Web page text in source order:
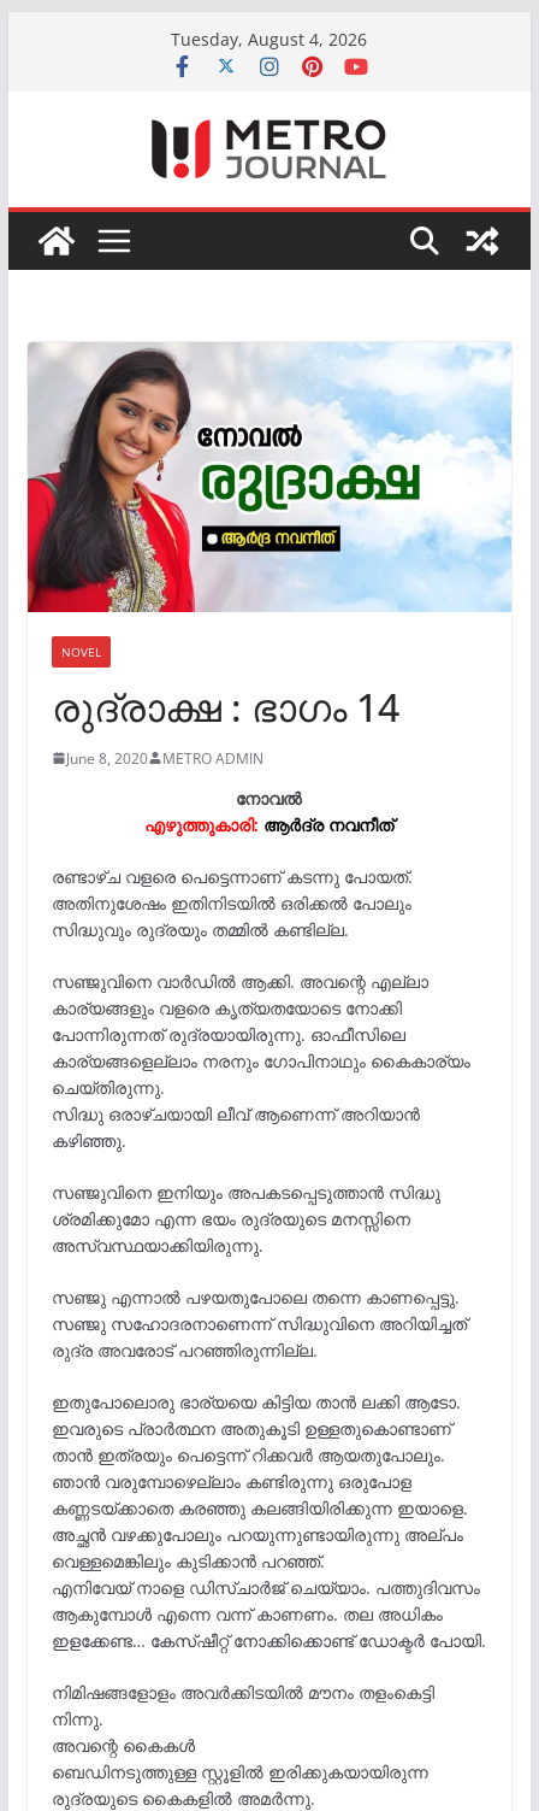
Tuesday, August 4, 2026
NOVEL
രുദ്രാക്ഷ : ഭാഗം 14
June 8, 2020 METRO ADMIN
നോവൽ
എഴുത്തുകാരി: ആർദ്ര നവനീത്‌
രണ്ടാഴ്ച വളരെ പെട്ടെന്നാണ് കടന്നു പോയത്.
അതിനുശേഷം ഇതിനിടയിൽ ഒരിക്കൽ പോലും
സിദ്ധുവും രുദ്രയും തമ്മിൽ കണ്ടില്ല.
സഞ്ജുവിനെ വാർഡിൽ ആക്കി. അവന്റെ എല്ലാ
കാര്യങ്ങളും വളരെ കൃത്യതയോടെ നോക്കി
പോന്നിരുന്നത് രുദ്രയായിരുന്നു. ഓഫീസിലെ
കാര്യങ്ങളെല്ലാം നരനും ഗോപിനാഥും കൈകാര്യം
ചെയ്തിരുന്നു.
സിദ്ധു ഒരാഴ്ചയായി ലീവ് ആണെന്ന് അറിയാൻ
കഴിഞ്ഞു.
സഞ്ജുവിനെ ഇനിയും അപകടപ്പെടുത്താൻ സിദ്ധു
ശ്രമിക്കുമോ എന്ന ഭയം രുദ്രയുടെ മനസ്സിനെ
അസ്വസ്ഥയാക്കിയിരുന്നു.
സഞ്ജു എന്നാൽ പഴയതുപോലെ തന്നെ കാണപ്പെട്ടു.
സഞ്ജു സഹോദരനാണെന്ന് സിദ്ധുവിനെ അറിയിച്ചത്
രുദ്ര അവരോട് പറഞ്ഞിരുന്നില്ല.
ഇതുപോലൊരു ഭാര്യയെ കിട്ടിയ താൻ ലക്കി ആടോ.
ഇവരുടെ പ്രാർത്ഥന അതുകൂടി ഉള്ളതുകൊണ്ടാണ്
താൻ ഇത്രയും പെട്ടെന്ന് റിക്കവർ ആയതുപോലും.
ഞാൻ വരുമ്പോഴെല്ലാം കണ്ടിരുന്നു ഒരുപോള
കണ്ണടയ്ക്കാതെ കരഞ്ഞു കലങ്ങിയിരിക്കുന്ന ഇയാളെ.
അച്ഛൻ വഴക്കുപോലും പറയുന്നുണ്ടായിരുന്നു അല്പം
വെള്ളമെങ്കിലും കുടിക്കാൻ പറഞ്ഞ്.
എനിവേയ് നാളെ ഡിസ്ചാർജ് ചെയ്യാം. പത്തുദിവസം
ആകുമ്പോൾ എന്നെ വന്ന് കാണണം. തല അധികം
ഇളക്കേണ്ട… കേസ്ഷീറ്റ് നോക്കിക്കൊണ്ട് ഡോക്ടർ പോയി.
നിമിഷങ്ങളോളം അവർക്കിടയിൽ മൗനം തളംകെട്ടി
നിന്നു.
അവന്റെ കൈകൾ
ബെഡിനടുത്തുള്ള സ്റ്റൂളിൽ ഇരിക്കുകയായിരുന്ന
രുദ്രയുടെ കൈകളിൽ അമർന്നു.